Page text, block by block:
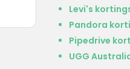
Levi's
Pandora
Pipedrive
UGG